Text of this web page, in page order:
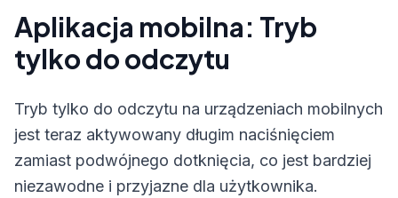
Aplikacja mobilna: Tryb
tylko do odczytu
Tryb tylko do odczytu na urządzeniach mobilnych
jest teraz aktywowany długim naciśnięciem
zamiast podwójnego dotknięcia, co jest bardziej
niezawodne i przyjazne dla użytkownika.